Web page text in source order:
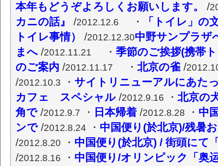
本年もどうぞよろしくお願いします。
/
カニの話』 /2012.12.6 ・
「トイレ」の
トイレ事情）
/2012.12.30中野サンプラザ
まへ /2012.11.21 ・ 季節のご挨拶(携帯
のご案内 /2012.11.17 ・ 北京の雀 /
/2012.10.3 ・ サイトリニューアルにあた
カフェ スペシャル /2012.9.16 ・ 北京の
角で/2012.9.7 ・ 日本帰着 /2012.8.28 ・ 中
ンで/2012.8.24 ・ 中国便り(於北京)/残暑
/2012.8.20 ・ 中国便り(於北京) / 街頭にて
/2012.8.16 ・ 中国便り/オリンピック「奥